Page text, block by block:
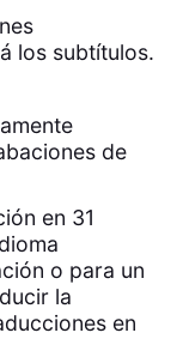
los subtítulos.
de
en 31
o para un
la
en